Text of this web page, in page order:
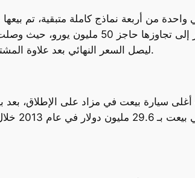
واحدة من أربعة نماذج كاملة متبقية، تم
ليصل السعر النهائي بعد علاوة المشتري إلى الرقم القياسي المعلن. ولم يتم الكشف عن هوية المشتري حتى الآن.